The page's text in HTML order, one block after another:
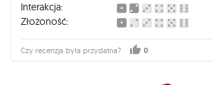
Interakcja:
Złożoność:
Czy recenzja była przydatna? 0